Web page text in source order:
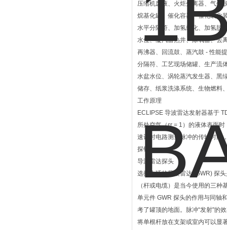
压缩机废液、火炬分离器、气体
烷基化罐、催化容器、催化裂化
水平分隔符、加氢裂化、加氢脱
水位、凝汽器热井、除氧器、去
再沸器、回流鼓、蒸汽鼓 - 性能
分隔符、工艺现场储罐、生产流
水盆水位、涡轮蒸汽发生器、黑
储存、纸浆洗涤系统、生物燃料
工作原理
ECLIPSE 导波雷达发射器基于
所处空气（εr = 1）的液体表面
速计时电路测量脉冲的传输时间
探针
导波雷达探头
选择合适的导波雷达 (GWR) 探
（杆或电缆）是当今使用的三
单元件 GWR 探头的作用与同轴
考了罐顶的地面。脉冲“发射"的
将单根杆放在支架或室内可以显